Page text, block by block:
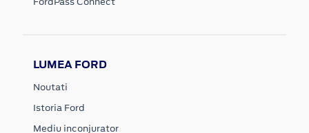
LUMEA FORD
Noutati
Istoria Ford
Mediu inconjurator